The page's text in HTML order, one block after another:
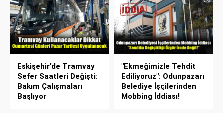
Eskişehir’de Tramvay
Sefer Saatleri Değişti:
Bakım Çalışmaları
Başlıyor
"Ekmeğimizle Tehdit
Ediliyoruz": Odunpazarı
Belediye İşçilerinden
Mobbing İddiası!